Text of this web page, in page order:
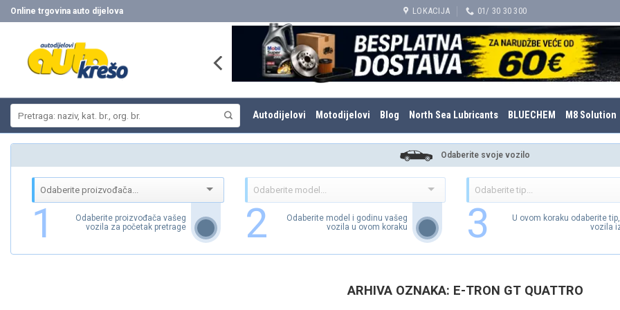
Skip
to
Online trgovina auto dijelova LOKACIJA 01/ 30 30 300
Autodijelovi Motodijelovi Blog North Sea Lubricants BLUECHEM M8 Solution
Odaberite svoje vozilo
1
Odaberite proizvođača vašeg
vozila za početak pretrage
2
Odaberite model i godinu vašeg
vozila u ovom koraku
3
U ovom koraku odaberite
vozila
ARHIVA OZNAKA: E-TRON GT QUATTRO